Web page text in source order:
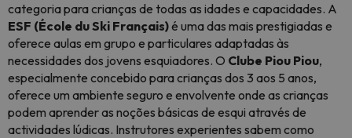
categoria para crianças de todas as idades e capacidades. A
ESF (École du Ski Français)é uma das mais prestigiadas e
oferece aulas em grupo e particulares adaptadas às
necessidades dos jovens esquiadores. O Clube Piou Piou,
especialmente concebido para crianças dos 3 aos 5 anos,
oferece um ambiente seguro e envolvente onde as crianças
podem aprender as noções básicas de esqui através de
actividades lúdicas. Instrutores experientes sabem como